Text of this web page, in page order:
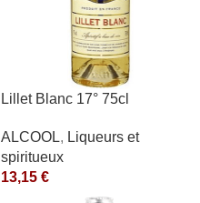
Lillet Blanc 17° 75cl
ALCOOL, Liqueurs et
spiritueux
13,15 €